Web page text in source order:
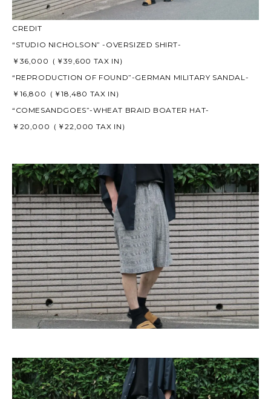
CREDIT
“STUDIO NICHOLSON” -OVERSIZED SHIRT-
￥36,000（￥39,600 TAX IN）
“REPRODUCTION OF FOUND”-GERMAN MILITARY SANDAL-
￥16,800（￥18,480 TAX IN）
“COMESANDGOES”-WHEAT BRAID BOATER HAT-
￥20,000（￥22,000 TAX IN）